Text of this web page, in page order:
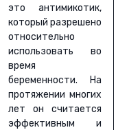
это антимикотик,
который разрешено
относительно
использовать во
время
беременности. На
протяжении многих
лет он считается
эффективным и